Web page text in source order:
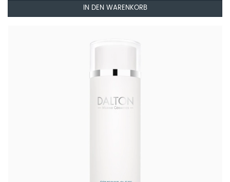
IN DEN WARENKORB